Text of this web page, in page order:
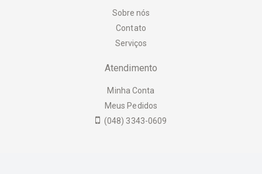
Sobre nós
Contato
Serviços
Atendimento
Minha Conta
Meus Pedidos
(048) 3343-0609